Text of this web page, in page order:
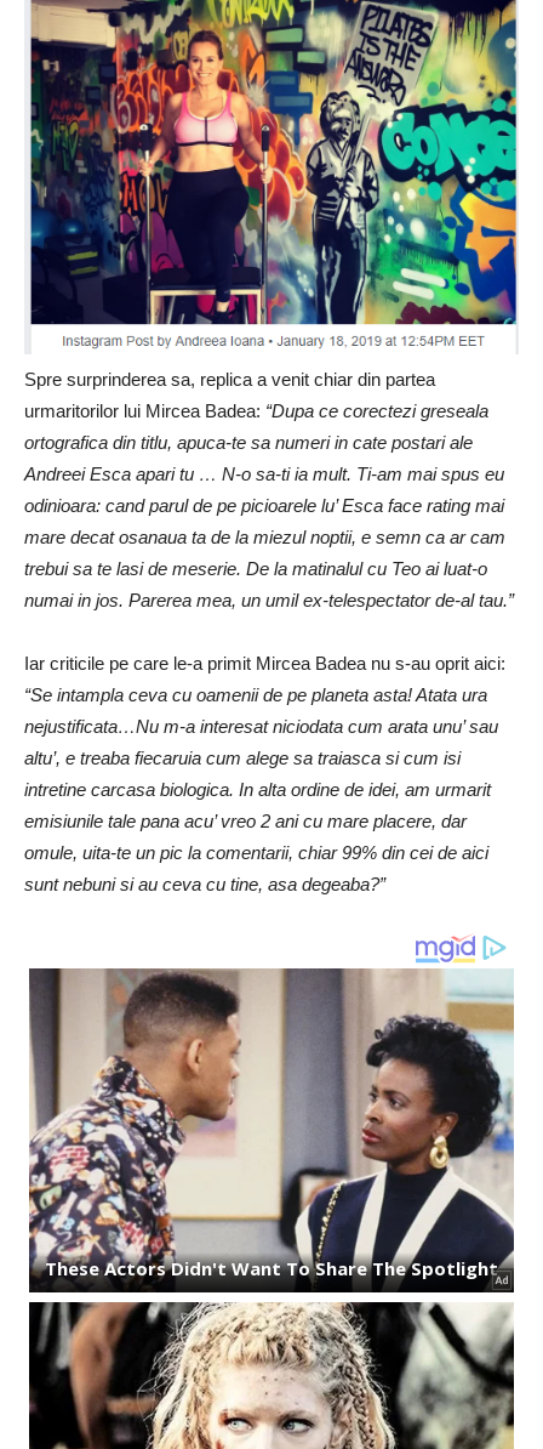
Spre surprinderea sa, replica a venit chiar din partea
urmaritorilor lui Mircea Badea: “Dupa ce corectezi greseala
ortografica din titlu, apuca-te sa numeri in cate postari ale
Andreei Esca apari tu … N-o sa-ti ia mult. Ti-am mai spus eu
odinioara: cand parul de pe picioarele lu’ Esca face rating mai
mare decat osanaua ta de la miezul noptii, e semn ca ar cam
trebui sa te lasi de meserie. De la matinalul cu Teo ai luat-o
numai in jos. Parerea mea, un umil ex-telespectator de-al tau.”
Iar criticile pe care le-a primit Mircea Badea nu s-au oprit aici:
“Se intampla ceva cu oamenii de pe planeta asta! Atata ura
nejustificata…Nu m-a interesat niciodata cum arata unu’ sau
altu’, e treaba fiecaruia cum alege sa traiasca si cum isi
intretine carcasa biologica. In alta ordine de idei, am urmarit
emisiunile tale pana acu’ vreo 2 ani cu mare placere, dar
omule, uita-te un pic la comentarii, chiar 99% din cei de aici
sunt nebuni si au ceva cu tine, asa degeaba?”